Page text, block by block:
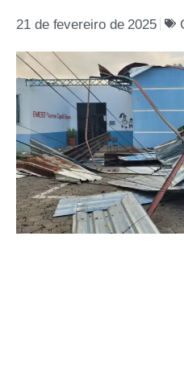
21 de fevereiro de 2025